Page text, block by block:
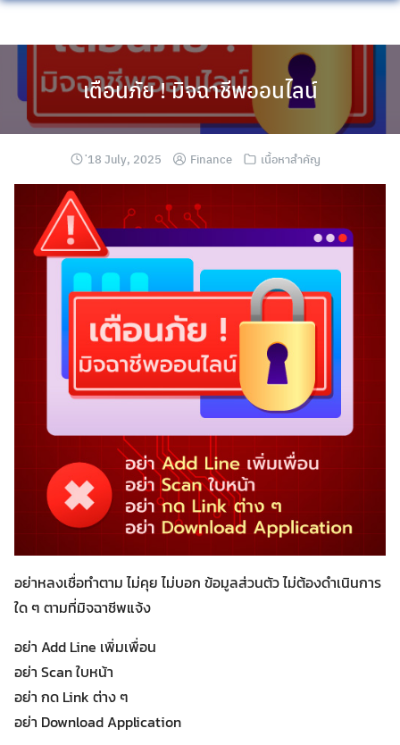
Skip
เตือนภัย ! มิจฉาชีพออนไลน์
่18 July, 2025 Finance เนื้อหาสำคัญ
อย่าหลงเชื่อทำตาม ไม่คุย ไม่บอก ข้อมูลส่วนตัว ไม่ต้องดำเนินการ
ใด ๆ ตามที่มิจฉาชีพแจ้ง
อย่า Add Line เพิ่มเพื่อน
อย่า Scan ใบหน้า
อย่า กด Link ต่าง ๆ
อย่า Download Application